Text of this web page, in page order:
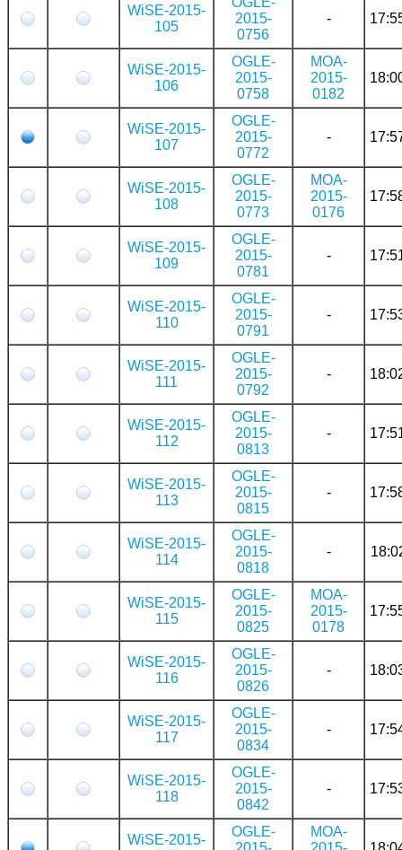
WiSE-2015-
105
2015-
0756
-
WiSE-2015-
106
OGLE-
2015-
0758
MOA-
2015-
0182
WiSE-2015-
107
OGLE-
2015-
0772
-
WiSE-2015-
108
OGLE-
2015-
0773
MOA-
2015-
0176
WiSE-2015-
109
OGLE-
2015-
0781
-
WiSE-2015-
110
OGLE-
2015-
0791
-
WiSE-2015-
111
OGLE-
2015-
0792
-
WiSE-2015-
112
OGLE-
2015-
0813
-
WiSE-2015-
113
OGLE-
2015-
0815
-
WiSE-2015-
114
OGLE-
2015-
0818
-
WiSE-2015-
115
OGLE-
2015-
0825
MOA-
2015-
0178
WiSE-2015-
116
OGLE-
2015-
0826
-
WiSE-2015-
117
OGLE-
2015-
0834
-
WiSE-2015-
118
OGLE-
2015-
0842
-
WiSE-2015-
OGLE-
MOA-